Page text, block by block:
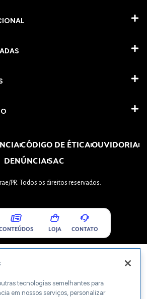
CÓDIGO DE ÉTICAOUVIDORIA
DENÚNCIASAC
PR. Todos os direitos reservados.
LOJA CONTATO
tecnologias semelhantes para
em nossos serviços, personalizar